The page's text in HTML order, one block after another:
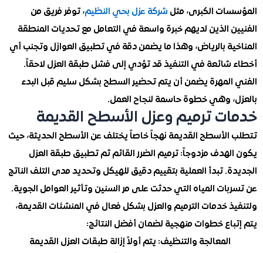
الكبرى، مثلشركة عزل بحي النظيم، توفر فريق من
الذين لديهم خبرة واسعة في التعامل مع تحديات المنطقة
بالرياض، وهذا ما يضمن دقة في تطبيق العوازل وتجنب أي
في التنفيذ قد تؤدي إلى فشل طبقة العزل لاحقاً.
يضمن أن يتم تحضير السطح بشكل سليم قبل البدء
وهي خطوة حاسمة لنجاح العمل.
ترميم وعزل الأسطح القديمة
القديمة نهجاً خاصاً يختلف عن الأسطح الحديثة، حيث
مزدوجاً: ترميم الضرر القائم ثم تطبيق طبقة العزل
تبدأ العملية بتقييم دقيق للهيكل وتحديد مدى التلف الناتج
المياه التي حدثت على مر السنين وتأثير العوامل الجوية.
خدمات الترميم والعزل بشكل فعال في المنشئات القديمة،
خطوات منهجية لضمان أفضل النتائج:
المعالجة والتنظيف: يتم أولاً إزالة طبقات العزل القديمة